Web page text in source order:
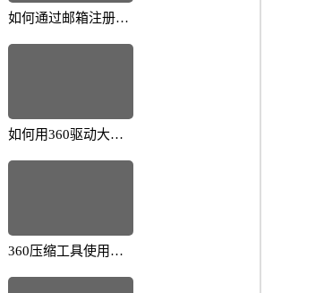
如何通过邮箱注册提
如何用360驱动大师
360压缩工具使用技